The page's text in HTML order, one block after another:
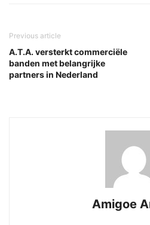
Previous article
A.T.A. versterkt commerciële
banden met belangrijke
partners in Nederland
Amigoe